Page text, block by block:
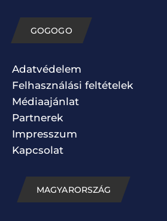
GOGOGO
Adatvédelem
Felhasználási feltételek
Médiaajánlat
Partnerek
Impresszum
Kapcsolat
MAGYARORSZÁG